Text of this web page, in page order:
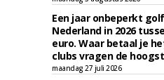
Een jaar onbeperkt
Nederland in 2026
euro. Waar betaal je
clubs vragen de
maandag 27 juli 2026